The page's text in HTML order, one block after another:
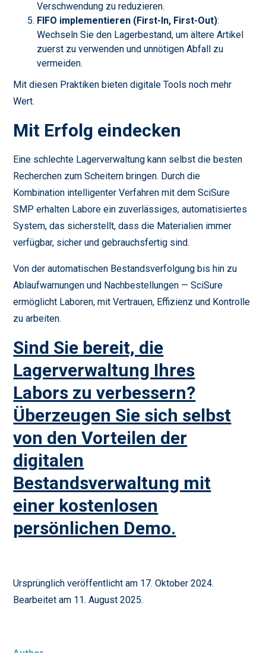
Verschwendung zu reduzieren.
FIFO implementieren (First-In, First-Out):
Wechseln Sie den Lagerbestand, um ältere Artikel
zuerst zu verwenden und unnötigen Abfall zu
vermeiden.
Mit diesen Praktiken bieten digitale Tools noch mehr
Wert.
Mit Erfolg eindecken
Eine schlechte Lagerverwaltung kann selbst die besten
Recherchen zum Scheitern bringen. Durch die
Kombination intelligenter Verfahren mit dem SciSure
SMP erhalten Labore ein zuverlässiges, automatisiertes
System, das sicherstellt, dass die Materialien immer
verfügbar, sicher und gebrauchsfertig sind.
Von der automatischen Bestandsverfolgung bis hin zu
Ablaufwarnungen und Nachbestellungen — SciSure
ermöglicht Laboren, mit Vertrauen, Effizienz und Kontrolle
zu arbeiten.
Sind Sie bereit, die
Lagerverwaltung Ihres
Labors zu verbessern?
Überzeugen Sie sich selbst
von den Vorteilen der
digitalen
Bestandsverwaltung mit
einer kostenlosen
persönlichen Demo.
Ursprünglich veröffentlicht am 17. Oktober 2024.
Bearbeitet am 11. August 2025.